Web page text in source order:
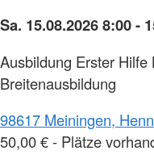
Sa. 15.08.2026 8:00 -
Ausbildung Erster Hilfe
Breitenausbildung
98617 Meiningen,
50,00 € - Plätze